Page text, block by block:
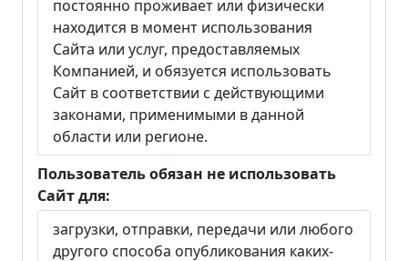
постоянно проживает или физически
находится в момент использования
Cайта или услуг, предоставляемых
Компанией, и обязуется использовать
Сайт в соответствии с действующими
законами, применимыми в данной
области или регионе.
Пользователь обязан не использовать
Сайт для:
загрузки, отправки, передачи или любого
другого способа опубликования каких-